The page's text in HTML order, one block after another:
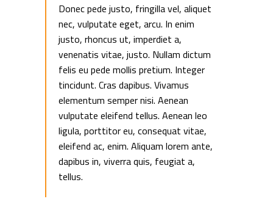
Donec pede justo, fringilla vel, aliquet
nec, vulputate eget, arcu. In enim
justo, rhoncus ut, imperdiet a,
venenatis vitae, justo. Nullam dictum
felis eu pede mollis pretium. Integer
tincidunt. Cras dapibus. Vivamus
elementum semper nisi. Aenean
vulputate eleifend tellus. Aenean leo
ligula, porttitor eu, consequat vitae,
eleifend ac, enim. Aliquam lorem ante,
dapibus in, viverra quis, feugiat a,
tellus.